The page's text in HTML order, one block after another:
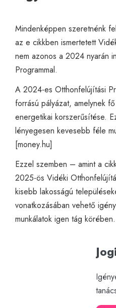
Mindenképpen szeretnénk
az e cikkben ismertetett
nem azonos a 2024 nyarán
Programmal.
A 2024-es Otthonfelújítási
forrású pályázat, amelynek
energetikai korszerűsítése.
lényegesen kevesebb féle
[money.hu]
Ezzel szemben – amint a
2025-ös Vidéki
kisebb lakosságú
vonatkozásában vehető
munkálatok igen tág körében.